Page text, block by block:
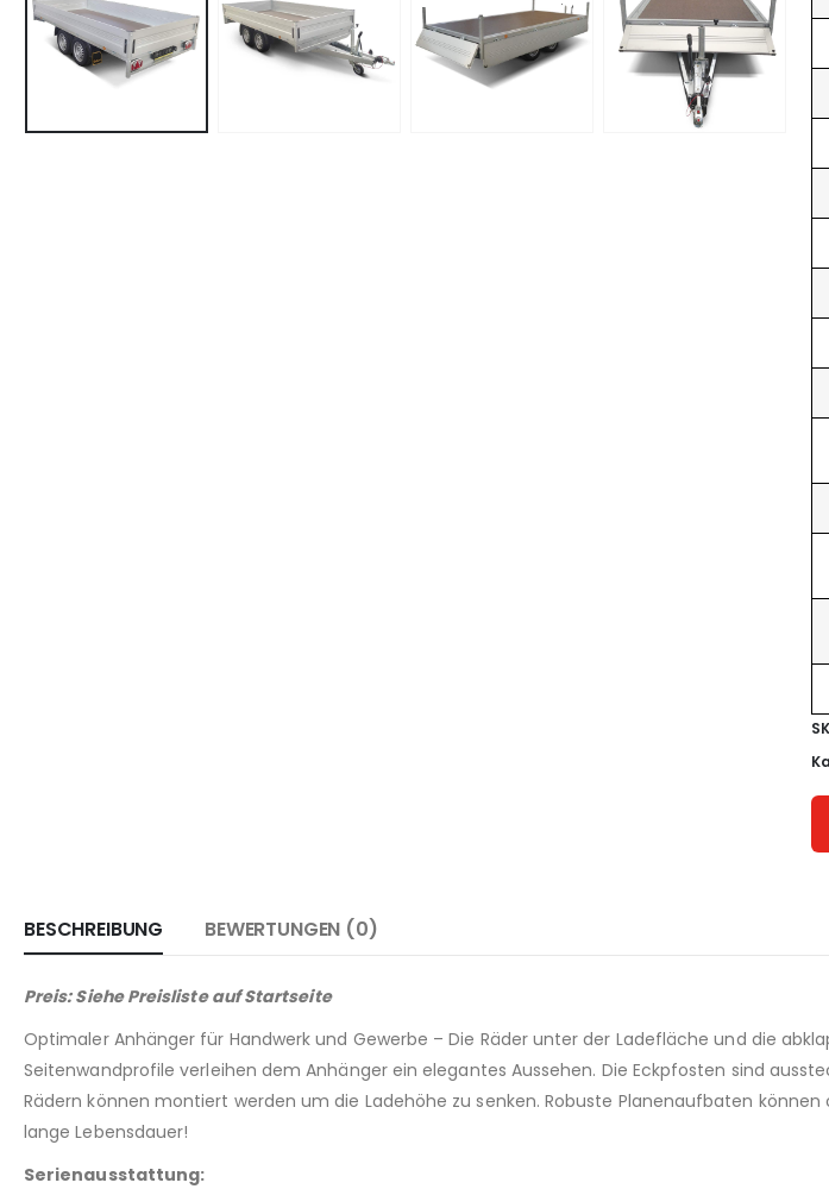
BESCHREIBUNG BEWERTUNGEN (0)
Preis: Siehe Preisliste auf Startseite
Optimaler Anhänger für Handwerk und Gewerbe – Die Räder unter der Ladefläche und die
Seitenwandprofile verleihen dem Anhänger ein elegantes Aussehen. Die Eckpfosten sind
Rädern können montiert werden um die Ladehöhe zu senken. Robuste Planenaufbaten
lange Lebensdauer!
Serienausstattung: